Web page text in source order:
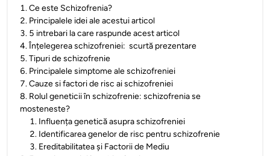
1.Ce este Schizofrenia?
2. Principalele idei ale acestui articol
3. 5 intrebari la care raspunde acest articol
4.Înțelegerea schizofreniei: scurtă prezentare
5.Tipuri de schizofrenie
6. Principalele simptome ale schizofreniei
7.Cauze si factori de risc ai schizofreniei
8. Rolul geneticii în schizofrenie: schizofrenia se
mosteneste?
1. Influența genetică asupra schizofreniei
2. Identificarea genelor de risc pentru schizofrenie
3. Ereditabilitatea și Factorii de Mediu